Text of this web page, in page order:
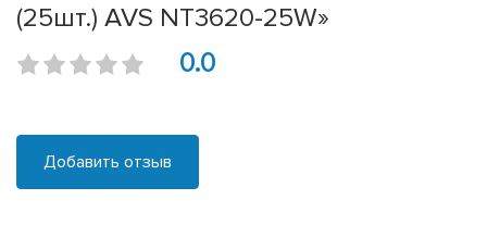
(25шт.) AVS NT3620-25W»
0.0
Добавить отзыв